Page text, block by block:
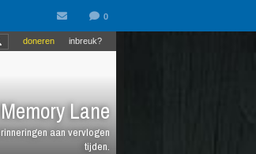
Lane
aan vervlogen
tijden.
inbreuk?
doneren